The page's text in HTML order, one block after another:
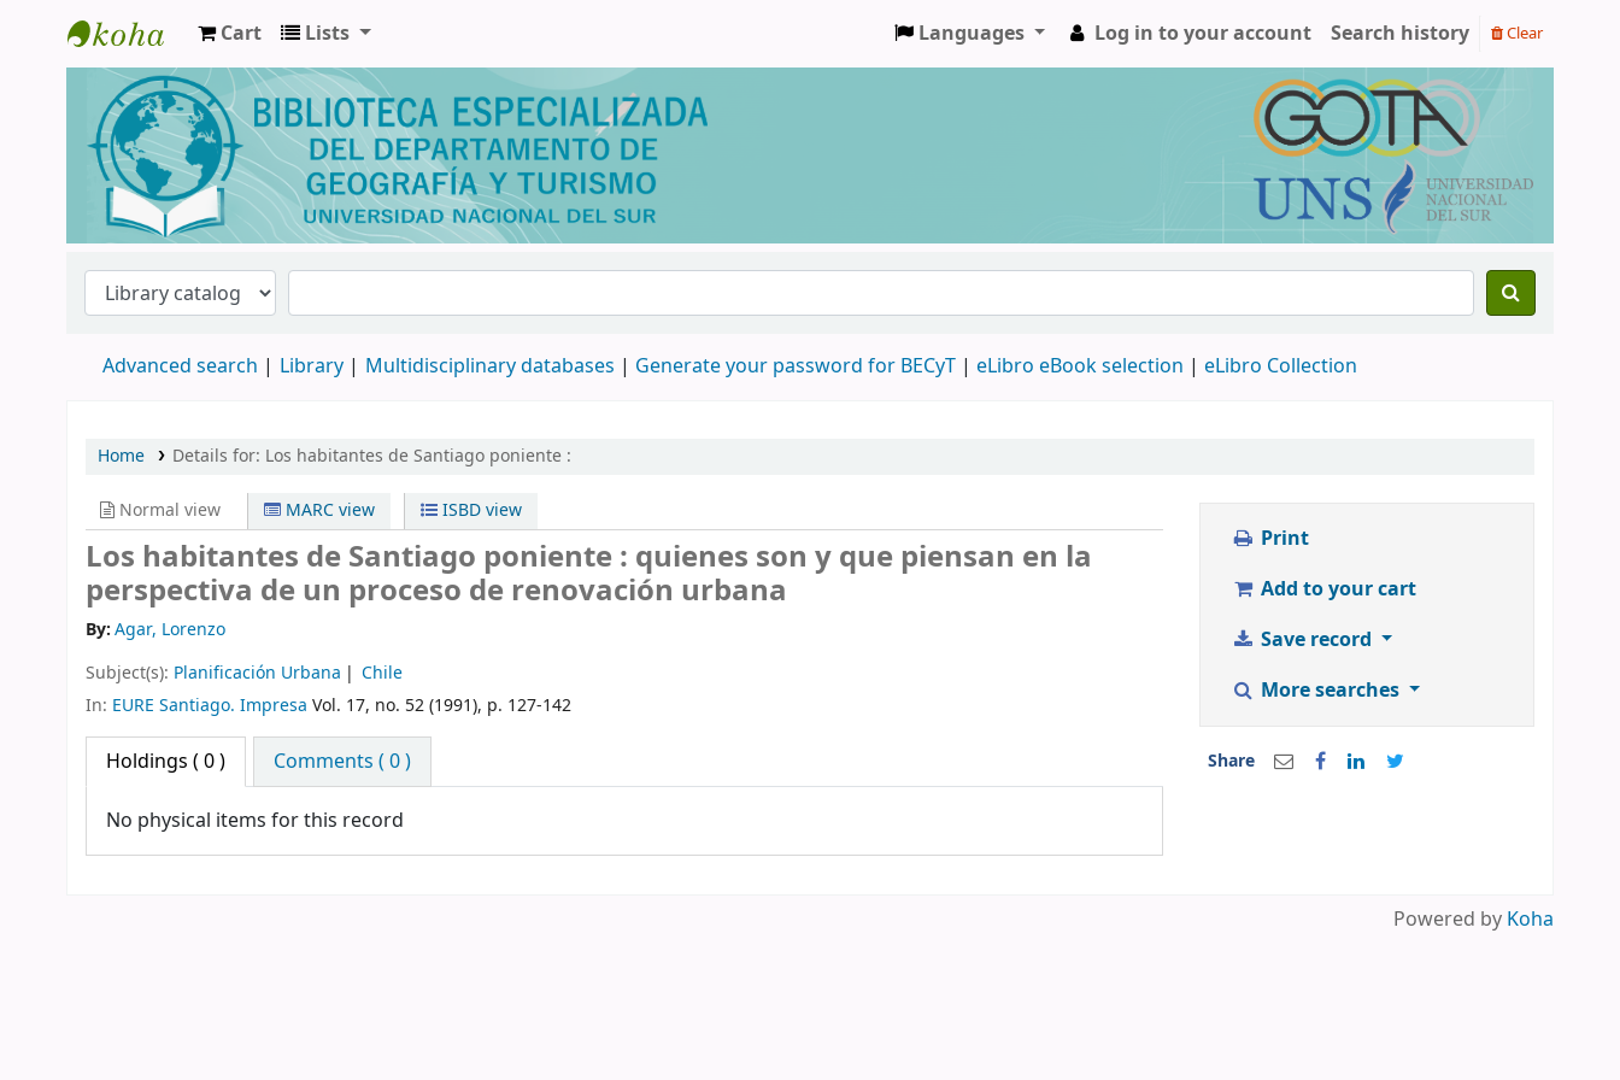
Biblioteca de Geografía y Turismo
Cart Lists Languages Log in to your account Search history Clear
Advanced search Library Multidisciplinary databases | Generate your password for BECyT | eLibro eBook selection | eLibro Collection
Home Details for: Los habitantes de Santiago poniente :
Normal view MARC view ISBD view
Los habitantes de Santiago poniente : quienes son y que piensan en la
perspectiva de un proceso de renovación urbana
By:Agar, Lorenzo
Subject(s): Planificación Urbana
Chile
In: EURE Santiago. Impresa Vol. 17, no. 52 (1991), p. 127-142
Holdings ( 0 ) Comments ( 0 )
No physical items for this record
Print
Add to your cart
Save record
More searches
Share
Powered by Koha